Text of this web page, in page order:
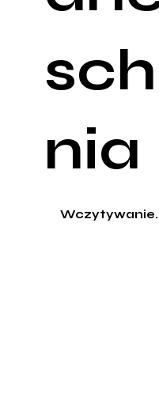
nia